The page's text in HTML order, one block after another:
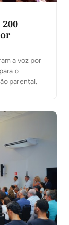
a voz por
o
parental.